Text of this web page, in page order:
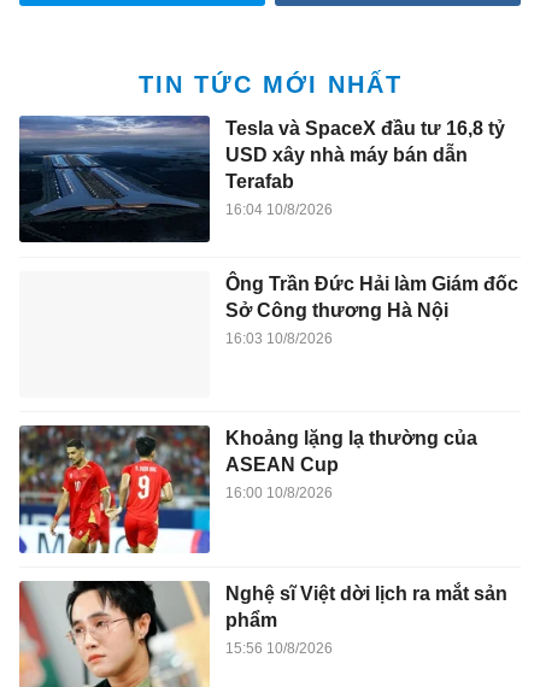
TIN TỨC MỚI NHẤT
Tesla và SpaceX đầu tư 16,8 tỷ
USD xây nhà máy bán dẫn
Terafab
16:04 10/8/2026
Ông Trần Đức Hải làm Giám đốc
Sở Công thương Hà Nội
16:03 10/8/2026
Khoảng lặng lạ thường của
ASEAN Cup
16:00 10/8/2026
Nghệ sĩ Việt dời lịch ra mắt sản
phẩm
15:56 10/8/2026